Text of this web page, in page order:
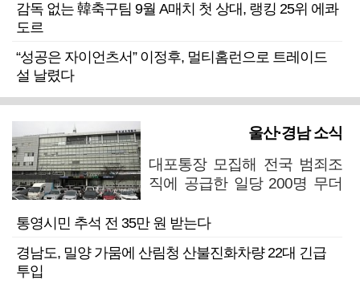
감독 없는 韓축구팀 9월 A매치 첫 상대, 랭킹 25위 에콰
도르
“성공은 자이언츠서” 이정후, 멀티홈런으로 트레이드
설 날렸다
울산·경남 소식
대포통장 모집해 전국 범죄조
직에 공급한 일당 200명 무더
통영시민 추석 전 35만 원 받는다
경남도, 밀양 가뭄에 산림청 산불진화차량 22대 긴급
투입